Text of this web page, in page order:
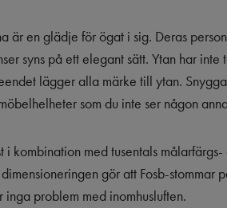
är en glädje för ögat i sig. Deras
syns på ett elegant sätt. Ytan har inte
lägger alla märke till ytan.
som du inte ser någon
kombination med tusentals
gör att Fosb-stommar
inga problem med inomhusluften.